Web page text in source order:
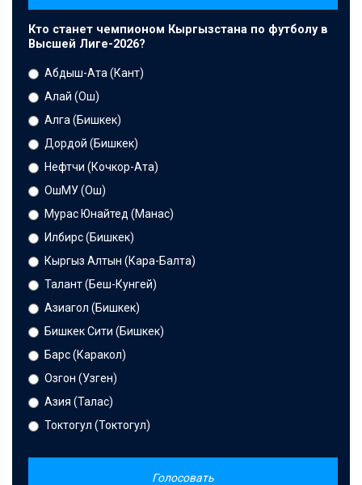
Кто станет чемпионом Кыргызстана по футболу в
Высшей Лиге-2026?
Абдыш-Ата (Кант)
Алай (Ош)
Алга (Бишкек)
Дордой (Бишкек)
Нефтчи (Кочкор-Ата)
ОшМУ (Ош)
Мурас Юнайтед (Манас)
Илбирс (Бишкек)
Кыргыз Алтын (Кара-Балта)
Талант (Беш-Кунгей)
Азиагол (Бишкек)
Бишкек Сити (Бишкек)
Барс (Каракол)
Озгон (Узген)
Азия (Талас)
Токтогул (Токтогул)
Голосовать